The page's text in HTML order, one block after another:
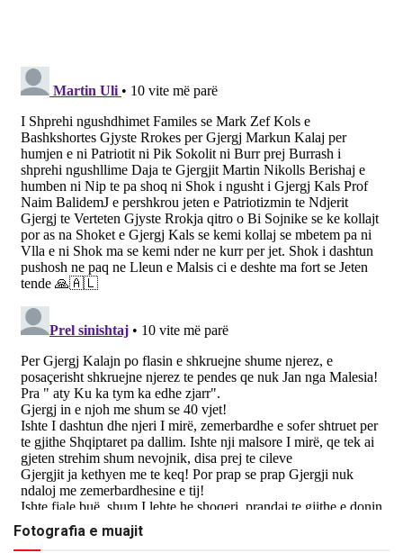
Fotografia e muajit